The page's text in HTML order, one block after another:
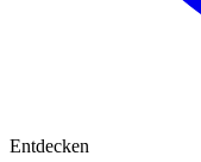
Entdecken